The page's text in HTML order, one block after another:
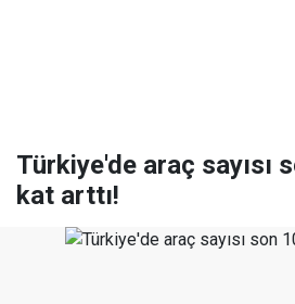
Türkiye'de araç sayısı
kat arttı!